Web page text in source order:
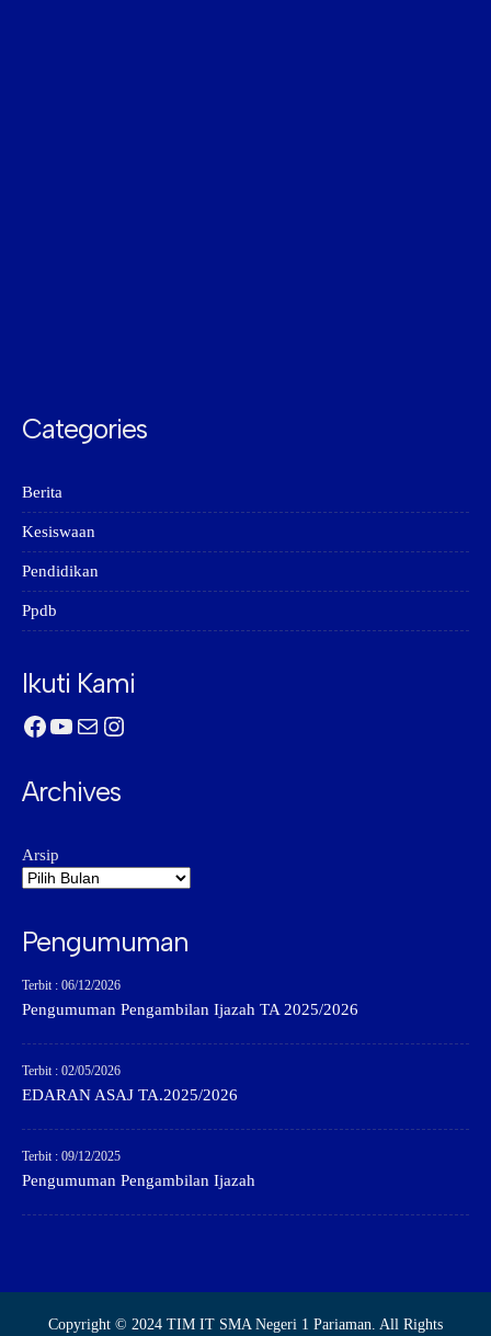
Categories
Berita
Kesiswaan
Pendidikan
Ppdb
Ikuti Kami
Facebook
YouTube
MailInstagram
Archives
Arsip
Pengumuman
Terbit : 06/12/2026
Pengumuman Pengambilan Ijazah TA 2025/2026
Terbit : 02/05/2026
EDARAN ASAJ TA.2025/2026
Terbit : 09/12/2025
Pengumuman Pengambilan Ijazah
Copyright © 2024 TIM IT SMA Negeri 1 Pariaman. All Rights